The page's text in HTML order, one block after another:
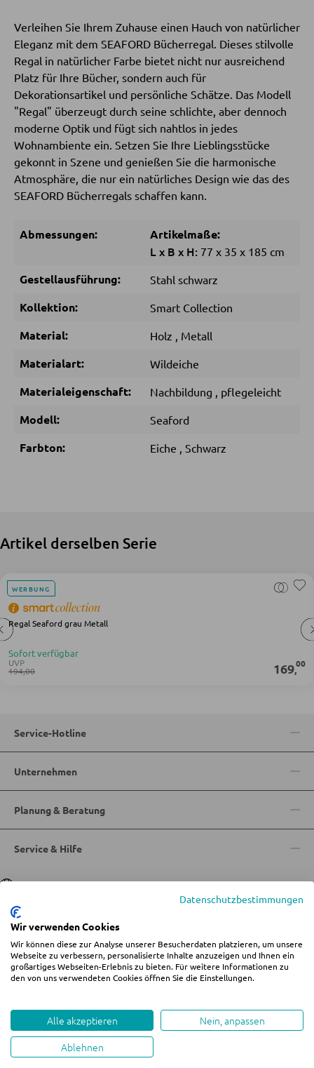
Komplette Schlafzimmer
MATRATZEN SHOP
Matratzen
Matratzenzubehör
Lattenroste
Schwebetürenschränke
Schmink- und Kosmetikspiegel
Barwagen
TISCHE
Esstische
STÜHLE
BADEZIMMER
Waschbecken und Armaturen
Badeinrichtungen
Verleihen Sie Ihrem Zuhause einen Hauch von natürlicher
Eleganz mit dem SEAFORD Bücherregal. Dieses stilvolle
Regal in natürlicher Farbe bietet nicht nur ausreichend
Platz für Ihre Bücher, sondern auch für
Dekorationsartikel und persönliche Schätze. Das Modell
"Regal" überzeugt durch seine schlichte, aber dennoch
moderne Optik und fügt sich nahtlos in jedes
Wohnambiente ein. Setzen Sie Ihre Lieblingsstücke
gekonnt in Szene und genießen Sie die harmonische
Atmosphäre, die nur ein natürliches Design wie das des
SEAFORD Bücherregals schaffen kann.
Abmessungen: Artikelmaße:
Lx B x H: 77 x 35 x 185 cm
Gestellausführung: Stahl schwarz
Kollektion: Smart Collection
Material: Holz , Metall
Materialart: Wildeiche
Materialeigenschaft: Nachbildung , pflegeleicht
Modell: Seaford
Farbton: Eiche , Schwarz
Artikel derselben Serie
WERBUNG
Regal Seaford grau Metall
Sofort verfügbar
UVP
194,00 169,00
Service-Hotline
Unternehmen
Planung & Beratung
Service & Hilfe
SpracheDeutsch|Italiano
© 2026 Wohn-Zentrum Jungmann
%star%Alle Preise inkl. gesetzl. Mehrwertsteuer zzgl.Versandkostenund ggf.
Nachnahmegebühren, wenn nicht anders angegeben.
Whistleblowing
created by teamblau
Datenschutzbestimmungen
Wir verwenden Cookies
Wir können diese zur Analyse unserer Besucherdaten platzieren, um unsere
Webseite zu verbessern, personalisierte Inhalte anzuzeigen und Ihnen ein
großartiges Webseiten-Erlebnis zu bieten. Für weitere Informationen zu
den von uns verwendeten Cookies öffnen Sie die Einstellungen.
Alle akzeptieren
Nein, anpassen
Ablehnen